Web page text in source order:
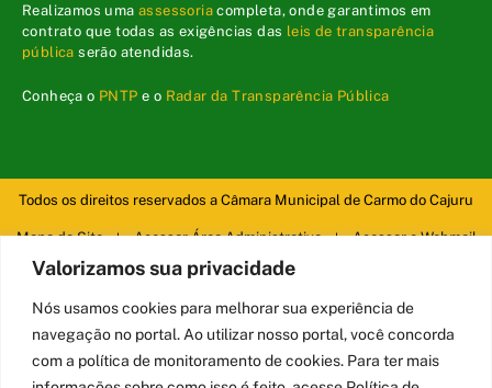
Valorizamos sua privacidade
Nós usamos cookies para melhorar sua experiência de
navegação no portal. Ao utilizar nosso portal, você concorda
com a política de monitoramento de cookies. Para ter mais
Realizamos umaassessoria completa, onde garantimos em
contrato que todas as exigências das leis de transparência
pública serão atendidas.
Conheça o PNTP e o Radar da Transparência Pública
Todos os direitos reservados a Câmara Municipal de Carmo do Cajuru
Mapa do Site Acessar Área Administrativa Acessar o Webmail